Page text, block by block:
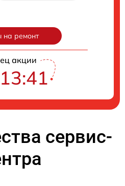
на ремонт
акции
сервис-